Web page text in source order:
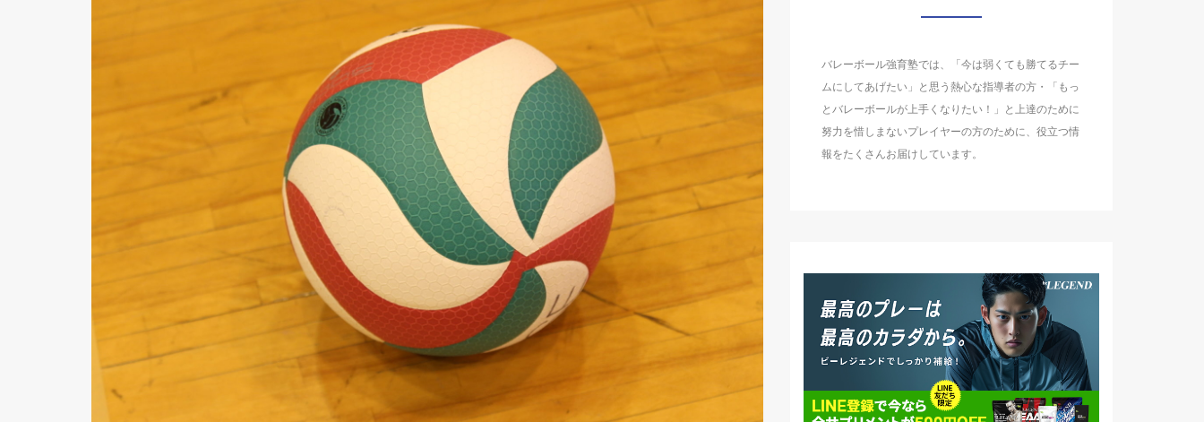
バレーボール強育塾では、「今は弱くても勝てるチー
ムにしてあげたい」と思う熱心な指導者の方・「もっ
とバレーボールが上手くなりたい！」と上達のために
努力を惜しまないプレイヤーの方のために、役立つ情
報をたくさんお届けしています。